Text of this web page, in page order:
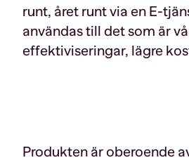
runt, året runt via en E-
användas till det som är
effektiviseringar, lägre
Produkten är oberoende